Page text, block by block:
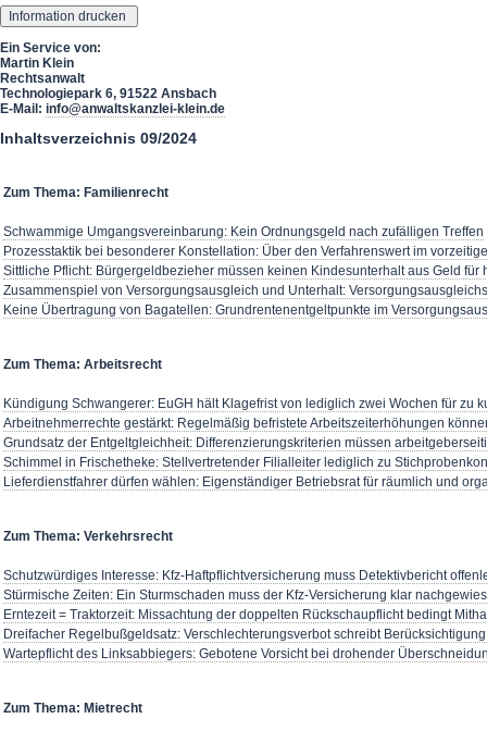
Ein Service von:
Martin Klein
Rechtsanwalt
Technologiepark 6, 91522 Ansbach
E-Mail: info@anwaltskanzlei-klein.de
Inhaltsverzeichnis 09/2024
Zum Thema: Familienrecht
Schwammige Umgangsvereinbarung: Kein Ordnungsgeld nach zufälligen Treffen
Prozesstaktik bei besonderer Konstellation: Über den Verfahrenswert im
Sittliche Pflicht: Bürgergeldbezieher müssen keinen Kindesunterhalt aus Geld für
Zusammenspiel von Versorgungsausgleich und Unterhalt:
Keine Übertragung von Bagatellen: Grundrentenentgeltpunkte im
Zum Thema: Arbeitsrecht
Kündigung Schwangerer: EuGH hält Klagefrist von lediglich zwei Wochen für zu
Arbeitnehmerrechte gestärkt: Regelmäßig befristete Arbeitszeiterhöhungen
Grundsatz der Entgeltgleichheit: Differenzierungskriterien müssen
Schimmel in Frischetheke: Stellvertretender Filialleiter lediglich zu
Lieferdienstfahrer dürfen wählen: Eigenständiger Betriebsrat für räumlich und
Zum Thema: Verkehrsrecht
Schutzwürdiges Interesse: Kfz-Haftpflichtversicherung muss Detektivbericht
Stürmische Zeiten: Ein Sturmschaden muss der Kfz-Versicherung klar
Erntezeit = Traktorzeit: Missachtung der doppelten Rückschaupflicht bedingt
Dreifacher Regelbußgeldsatz: Verschlechterungsverbot schreibt
Wartepflicht des Linksabbiegers: Gebotene Vorsicht bei drohender
Zum Thema: Mietrecht